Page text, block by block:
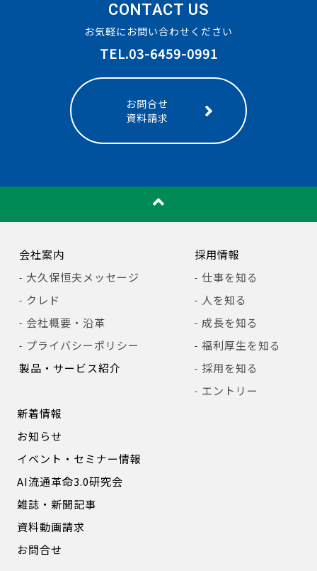
CONTACT US
お気軽にお問い合わせください
TEL.03-6459-0991
お問合せ
資料請求
会社案内
大久保恒夫メッセージ
クレド
会社概要・沿革
プライバシーポリシー
製品・サービス紹介
採用情報
仕事を知る
人を知る
成長を知る
福利厚生を知る
採用を知る
エントリー
新着情報
お知らせ
イベント・セミナー情報
AI流通革命3.0研究会
雑誌・新聞記事
資料動画請求
お問合せ